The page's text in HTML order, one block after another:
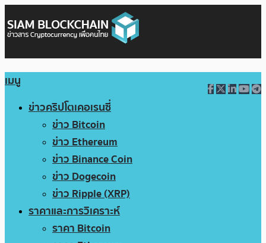
เมนู
ข่าวคริปโตเคอเรนซี่
ข่าว Bitcoin
ข่าว Ethereum
ข่าว Binance Coin
ข่าว Dogecoin
ข่าว Ripple (XRP)
ราคาและการวิเคราะห์
ราคา Bitcoin